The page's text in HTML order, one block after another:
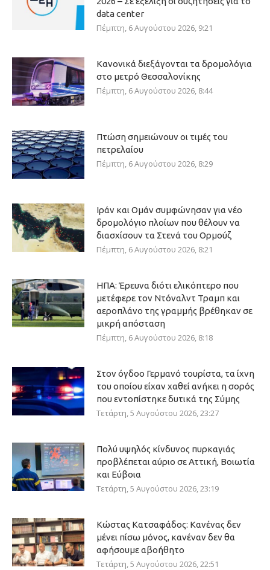
data center
Πέμπτη, 6 Αυγούστου 2026, 9:21
Κανονικά διεξάγονται τα δρομολόγια
στο μετρό Θεσσαλονίκης
Πέμπτη, 6 Αυγούστου 2026, 8:44
Πτώση σημειώνουν οι τιμές του
πετρελαίου
Πέμπτη, 6 Αυγούστου 2026, 8:29
Ιράν και Ομάν συμφώνησαν για νέο
δρομολόγιο πλοίων που θέλουν να
διασχίσουν τα Στενά του Ορμούζ
Πέμπτη, 6 Αυγούστου 2026, 8:21
ΗΠΑ: Έρευνα διότι ελικόπτερο που
μετέφερε τον Ντόναλντ Τραμπ και
αεροπλάνο της γραμμής βρέθηκαν σε
μικρή απόσταση
Πέμπτη, 6 Αυγούστου 2026, 8:18
Στον όγδοο Γερμανό τουρίστα, τα ίχνη
του οποίου είχαν χαθεί ανήκει η σορός
που εντοπίστηκε δυτικά της Σύμης
Τετάρτη, 5 Αυγούστου 2026, 23:27
Πολύ υψηλός κίνδυνος πυρκαγιάς
προβλέπεται αύριο σε Αττική, Βοιωτία
και Εύβοια
Τετάρτη, 5 Αυγούστου 2026, 23:19
Κώστας Κατσαφάδος: Κανένας δεν
μένει πίσω μόνος, κανέναν δεν θα
αφήσουμε αβοήθητο
Τετάρτη, 5 Αυγούστου 2026, 22:51